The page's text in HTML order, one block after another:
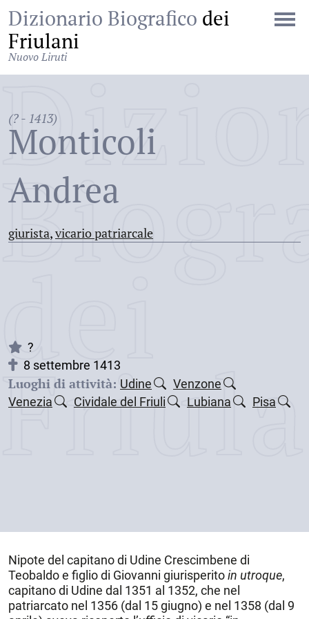
Dizionario Biografico dei
Friulani
Nuovo Liruti
(? - 1413)
Monticoli
Andrea
giurista,vicario patriarcale
dei
?
8 settembre 1413
Luoghi di attività: Udine
Venzone
Venezia
Cividale del Friuli Lubiana Pisa
Nipote del capitano di Udine Crescimbene di
Teobaldo e figlio di Giovanni giurisperitoin utroque,
capitano di Udine dal 1351 al 1352, che nel
patriarcato nel 1356 (dal 15 giugno) e nel 1358 (dal 9